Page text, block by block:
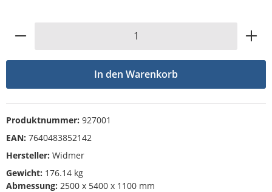
Produkt Anzahl: Gib den gewünschten
In den Warenkorb
Produktnummer: 927001
EAN: 7640483852142
Hersteller: Widmer
Gewicht: 176.14 kg
Abmessung: 2500 x 5400 x 1100 mm